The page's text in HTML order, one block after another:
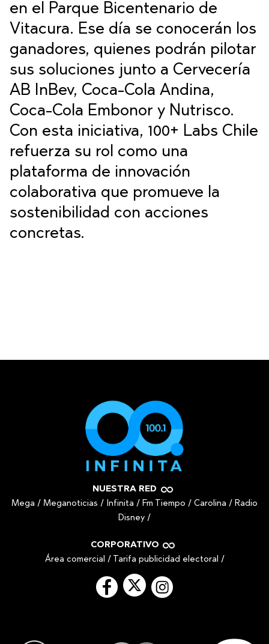
en el Parque Bicentenario de
Vitacura. Ese día se conocerán los
ganadores, quienes podrán pilotar
sus soluciones junto a Cervecería
AB InBev, Coca-Cola Andina,
Coca-Cola Embonor y Nutrisco.
Con esta iniciativa, 100+ Labs Chile
refuerza su rol como una
plataforma de innovación
colaborativa que promueve la
sostenibilidad con acciones
concretas.
NUESTRA RED
Mega / Meganoticias / Infinita / Fm Tiempo / Carolina / Radio
Disney /
CORPORATIVO
Área comercial / Tarifa publicidad electoral /